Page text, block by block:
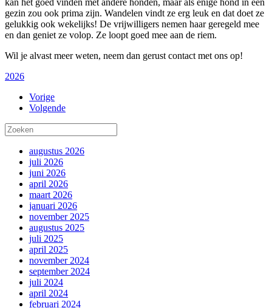
gezin zou ook prima zijn. Wandelen vindt ze erg leuk en dat doet ze
gelukkig ook wekelijks! De vrijwilligers nemen haar geregeld mee
en dan geniet ze volop. Ze loopt goed mee aan de riem.
Wil je alvast meer weten, neem dan gerust contact met ons op!
2026
Vorige
Volgende
augustus 2026
juli 2026
juni 2026
april 2026
maart 2026
januari 2026
november 2025
augustus 2025
juli 2025
april 2025
november 2024
september 2024
juli 2024
april 2024
februari 2024